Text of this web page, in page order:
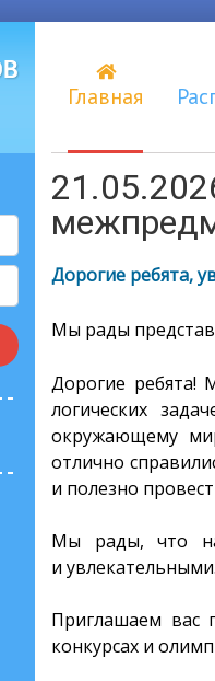
Главная
Дорогие ребята,
Мы рады
Дорогие ребята!
логических
окружающему
отлично
и полезно
Мы рады, что
и
Приглашаем вас
конкурсах и